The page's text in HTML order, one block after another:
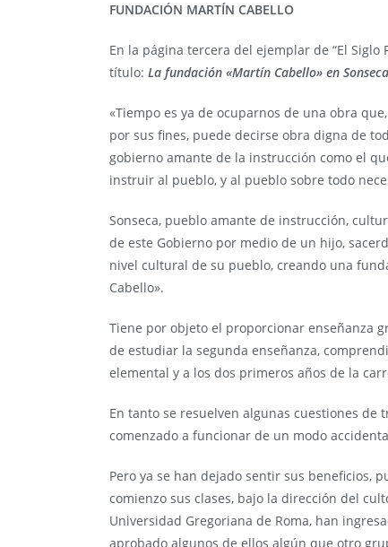
FUNDACIÓN MARTÍN CABELLO
En la página tercera del ejemplar de “El
título: La fundación «Martín Cabello» en Sonseca
«Tiempo es ya de ocuparnos de una obra
por sus fines, puede decirse obra digna de
gobierno amante de la instrucción como el
instruir al pueblo, y al pueblo sobre todo
Sonseca, pueblo amante de instrucción,
de este Gobierno por medio de un hijo,
nivel cultural de su pueblo, creando una
Cabello».
Tiene por objeto el proporcionar enseñanza
de estudiar la segunda enseñanza,
elemental y a los dos primeros años de la
En tanto se resuelven algunas cuestiones
comenzado a funcionar de un modo
Pero ya se han dejado sentir sus beneficios,
comienzo sus clases, bajo la dirección del
Universidad Gregoriana de Roma, han
aprobado algunos de ellos algún que otro